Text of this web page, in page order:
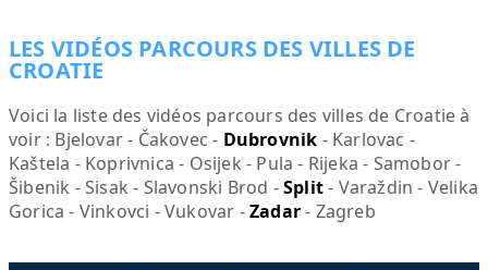
LES VIDÉOS PARCOURS DES VILLES DE
CROATIE
Voici la liste des vidéos parcours des villes de Croatie à
voir : Bjelovar - Čakovec - Dubrovnik - Karlovac -
Kaštela - Koprivnica - Osijek - Pula - Rijeka - Samobor -
Šibenik - Sisak - Slavonski Brod -Split- Varaždin - Velika
Gorica - Vinkovci - Vukovar -Zadar- Zagreb